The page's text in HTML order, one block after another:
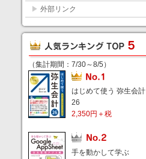
▶ 外部リンク
（集計期間：7/30～8/5）
はじめて使う 弥生会計
26
2,350円＋税
手を動かして学ぶ